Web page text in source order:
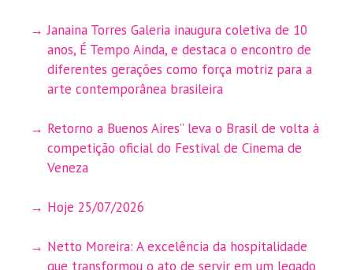
Janaina Torres Galeria inaugura coletiva de 10
anos, É Tempo Ainda, e destaca o encontro de
diferentes gerações como força motriz para a
arte contemporânea brasileira
Retorno a Buenos Aires” leva o Brasil de volta à
competição oficial do Festival de Cinema de
Veneza
Hoje 25/07/2026
Netto Moreira: A excelência da hospitalidade
que transformou o ato de servir em um legado